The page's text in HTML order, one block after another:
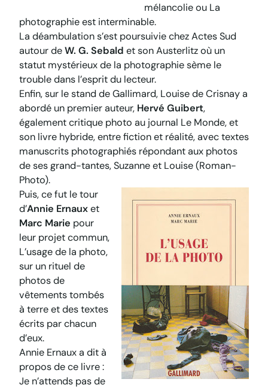
mélancolieou La
photographie est interminable.
La déambulation s’est poursuivie chez Actes Sud
autour deW. G. Sebald et sonAusterlitzoù un
statut mystérieux de la photographie sème le
trouble dans l’esprit du lecteur.
Enfin, sur le stand de Gallimard, Louise de Crisnay a
abordé un premier auteur, Hervé Guibert,
également critique photo au journal Le Monde,et
son livre hybride, entre fiction et réalité, avec textes
manuscrits photographiés répondant aux photos
de ses grand-tantes,Suzanne et Louise (Roman-
Photo).
Puis, ce fut le tour
d’Annie Ernauxet
Marc Marie pour
leur projet commun,
L’usage de la photo,
sur un rituel de
photos de
vêtements tombés
à terre et des textes
écrits par chacun
d’eux.
Annie Ernaux a dit à
propos de ce livre :
Je n’attends pas de